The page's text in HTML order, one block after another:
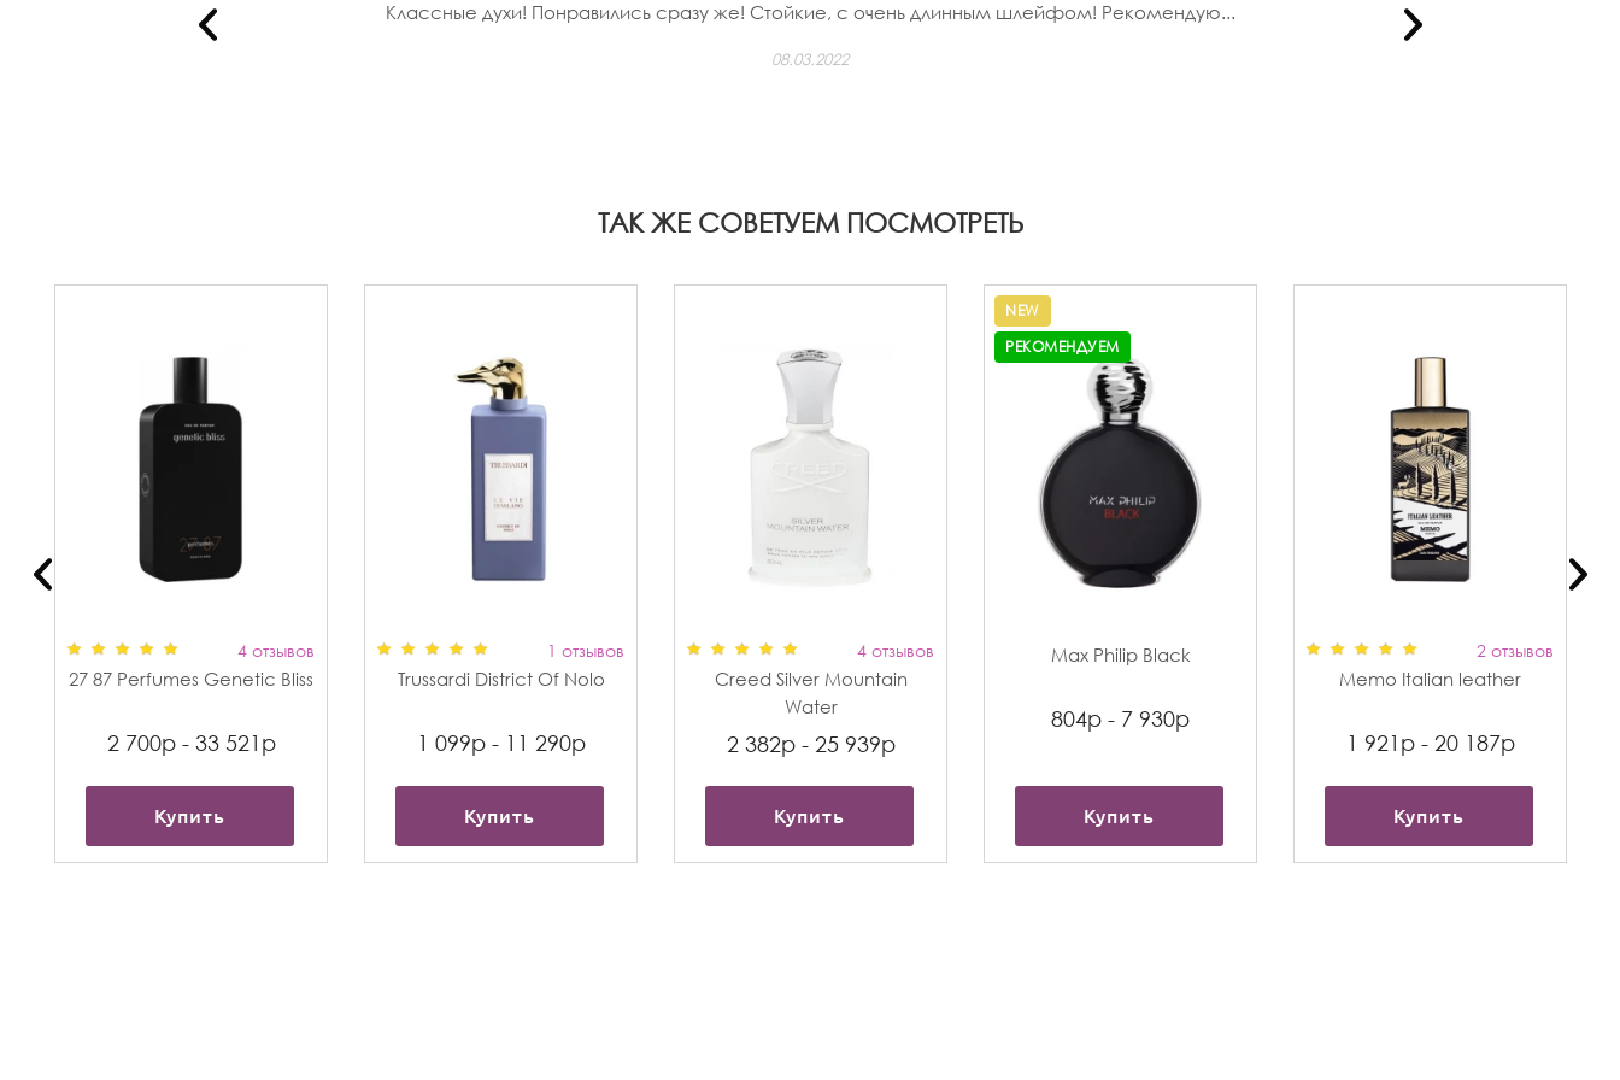
Классные духи! Понравились сразу же! Стойкие, с очень длинным шлейфом! Рекомендую...
08.03.2022
ТАК ЖЕ СОВЕТУЕМ ПОСМОТРЕТЬ
4 отзывов
27 87 Perfumes Genetic Bliss
2 700р - 33 521р
Купить
1 отзывов
Trussardi District Of Nolo
1 099р - 11 290р
Купить
4 отзывов
Creed Silver Mountain
Water
2 382р - 25 939р
Купить
NEW
РЕКОМЕНДУЕМ
Max Philip Black
804р - 7 930р
Купить
2 отзывов
Memo Italian leather
1 921р - 20 187р
Купить